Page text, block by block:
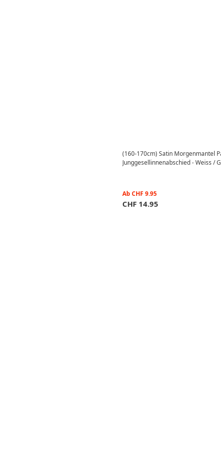
(160-170cm) Satin Morgenmantel
Junggesellinnenabschied - Weiss /
Ab CHF 9.95
CHF 14.95